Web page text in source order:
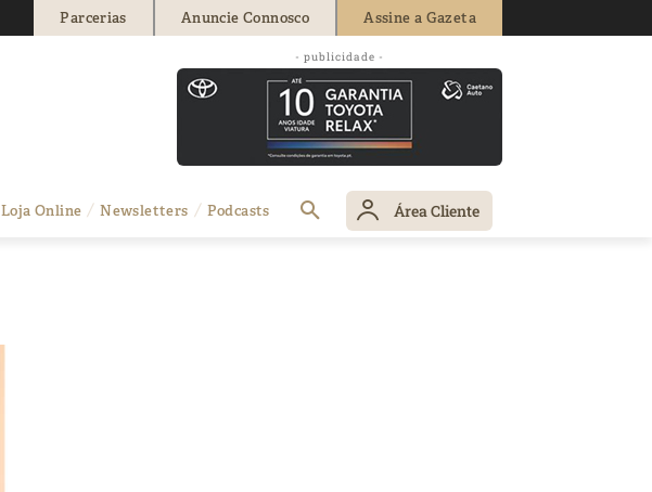
Parcerias Anuncie Connosco Assine a Gazeta
- publicidade -
Loja Online Newsletters Podcasts Área Cliente